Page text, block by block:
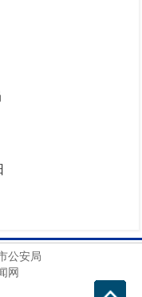
公安局
网